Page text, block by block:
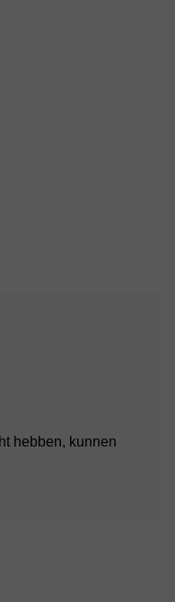
hebben, kunnen